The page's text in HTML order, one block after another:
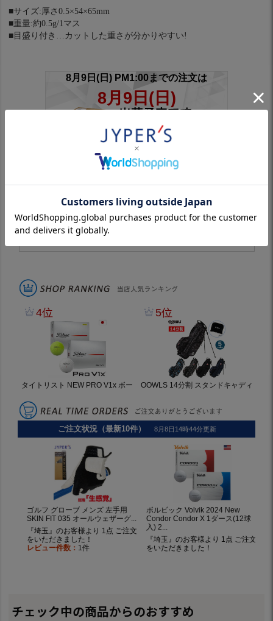
■サイズ:厚さ0.5×54×65mm
■重量:約0.5g/1マス
■目盛り付き…カットした重さが分かりやすい!
※スリーブ付きシャフトは対象外
チェック中の商品からのおすすめ